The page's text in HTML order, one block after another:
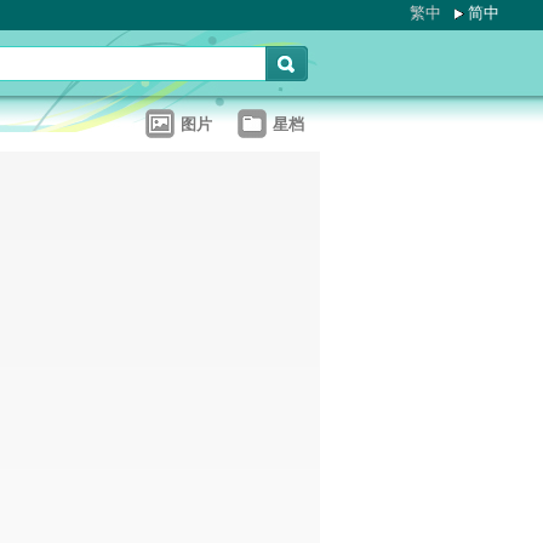
繁中 简中
图片 星档